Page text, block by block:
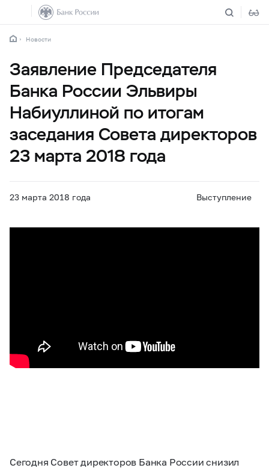
Новости
Заявление Председателя
Банка России Эльвиры
Набиуллиной по итогам
заседания Совета директоров
23 марта 2018 года
23 марта 2018 года Выступление
Сегодня Совет директоров Банка России снизил